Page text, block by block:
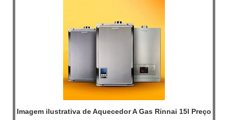
Imagem ilustrativa de Aquecedor A Gas Rinnai 15l Preço